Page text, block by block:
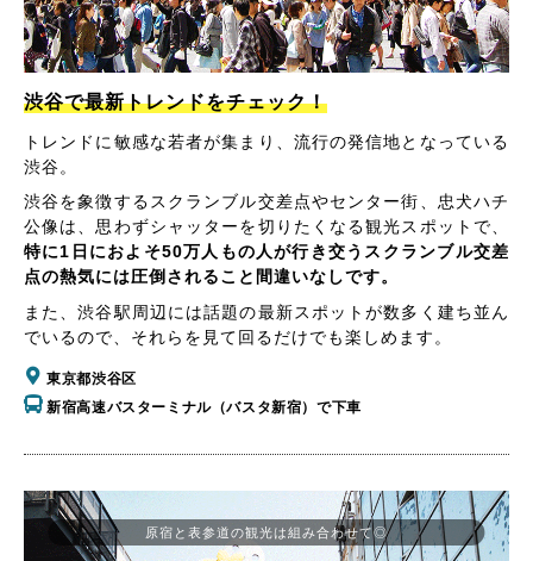
渋谷で最新トレンドをチェック！
トレンドに敏感な若者が集まり、流行の発信地となっている
渋谷。
渋谷を象徴するスクランブル交差点やセンター街、忠犬ハチ
公像は、思わずシャッターを切りたくなる観光スポットで、
特に1日におよそ50万人もの人が行き交うスクランブル交差
点の熱気には圧倒されること間違いなしです。
また、渋谷駅周辺には話題の最新スポットが数多く建ち並ん
でいるので、それらを見て回るだけでも楽しめます。
東京都渋谷区
新宿高速バスターミナル（バスタ新宿）で下車
原宿と表参道の観光は組み合わせて◎